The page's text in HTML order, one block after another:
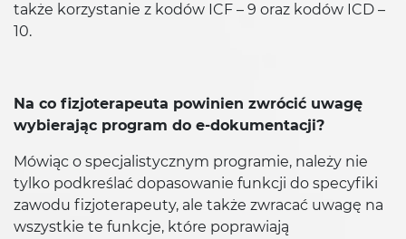
także korzystanie z kodów ICF – 9 oraz kodów ICD –
10.
Na co fizjoterapeuta powinien zwrócić uwagę
wybierając program do e-dokumentacji?
Mówiąc o specjalistycznym programie, należy nie
tylko podkreślać dopasowanie funkcji do specyfiki
zawodu fizjoterapeuty, ale także zwracać uwagę na
wszystkie te funkcje, które poprawiają